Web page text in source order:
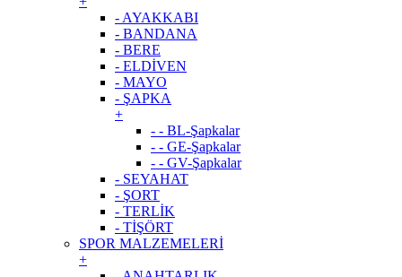
- AYAKKABI
- BANDANA
- BERE
- ELDİVEN
- MAYO
- ŞAPKA
+
- - BL-Şapkalar
- - GE-Şapkalar
- - GV-Şapkalar
- SEYAHAT
- ŞORT
- TERLİK
- TİŞÖRT
SPOR MALZEMELERİ
+